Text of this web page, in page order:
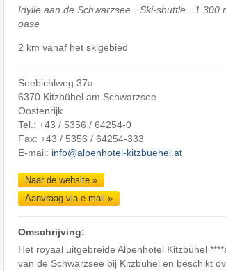
Idylle aan de Schwarzsee · Ski-shuttle · 1.300
oase
2 km vanaf het skigebied
Seebichlweg 37a
6370 Kitzbühel am Schwarzsee
Oostenrijk
Tel.: +43 / 5356 / 64254-0
Fax: +43 / 5356 / 64254-333
E-mail: info@alpenhotel-kitzbuehel.at
Naar de website »
Aanvraag via e-mail »
Omschrijving:
Het royaal uitgebreide Alpenhotel Kitzbühel
van de Schwarzsee bij Kitzbühel en beschikt